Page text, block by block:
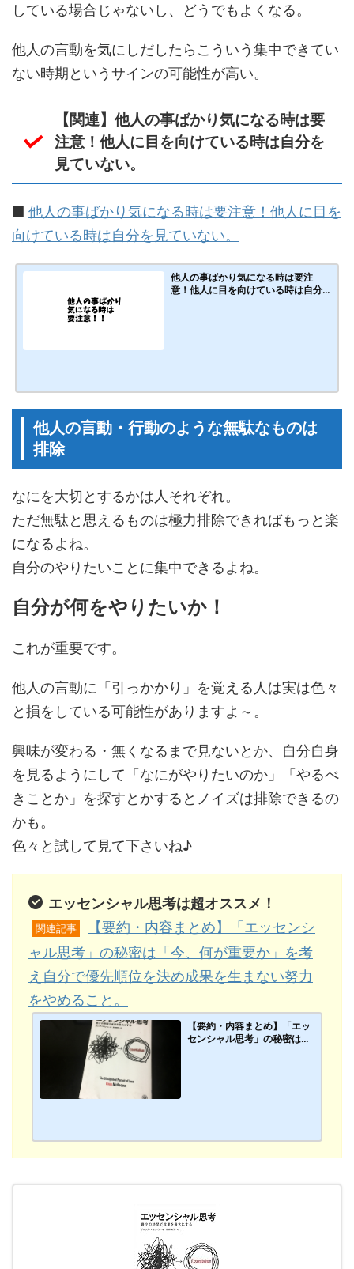
している場合じゃないし、どうでもよくなる。
他人の言動を気にしだしたらこういう集中できてい
ない時期というサインの可能性が高い。
【関連】他人の事ばかり気になる時は要
注意！他人に目を向けている時は自分を
見ていない。
■ 他人の事ばかり気になる時は要注意！他人に目を
向けている時は自分を見ていない。
他人の事ばかり気になる時は要注
意！他人に目を向けている時は自分
他人の言動・行動のような無駄なものは
排除
なにを大切とするかは人それぞれ。
ただ無駄と思えるものは極力排除できればもっと楽
になるよね。
自分のやりたいことに集中できるよね。
自分が何をやりたいか！
これが重要です。
他人の言動に「引っかかり」を覚える人は実は色々
と損をしている可能性がありますよ～。
興味が変わる・無くなるまで見ないとか、自分自身
を見るようにして「なにがやりたいのか」「やるべ
きことか」を探すとかするとノイズは排除できるの
かも。
色々と試して見て下さいね♪
エッセンシャル思考は超オススメ！
関連記事
【要約・内容まとめ】「エッセンシ
ャル思考」の秘密は「今、何が重要か」を考
え自分で優先順位を決め成果を生まない努力
をやめること。
【要約・内容まとめ】「エッ
センシャル思考」の秘密は